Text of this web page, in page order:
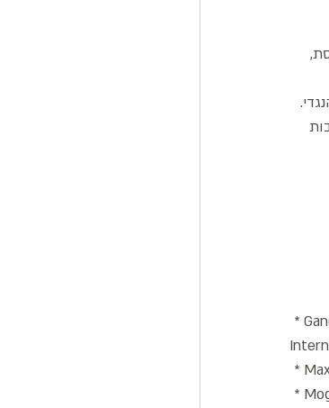
*
*
*